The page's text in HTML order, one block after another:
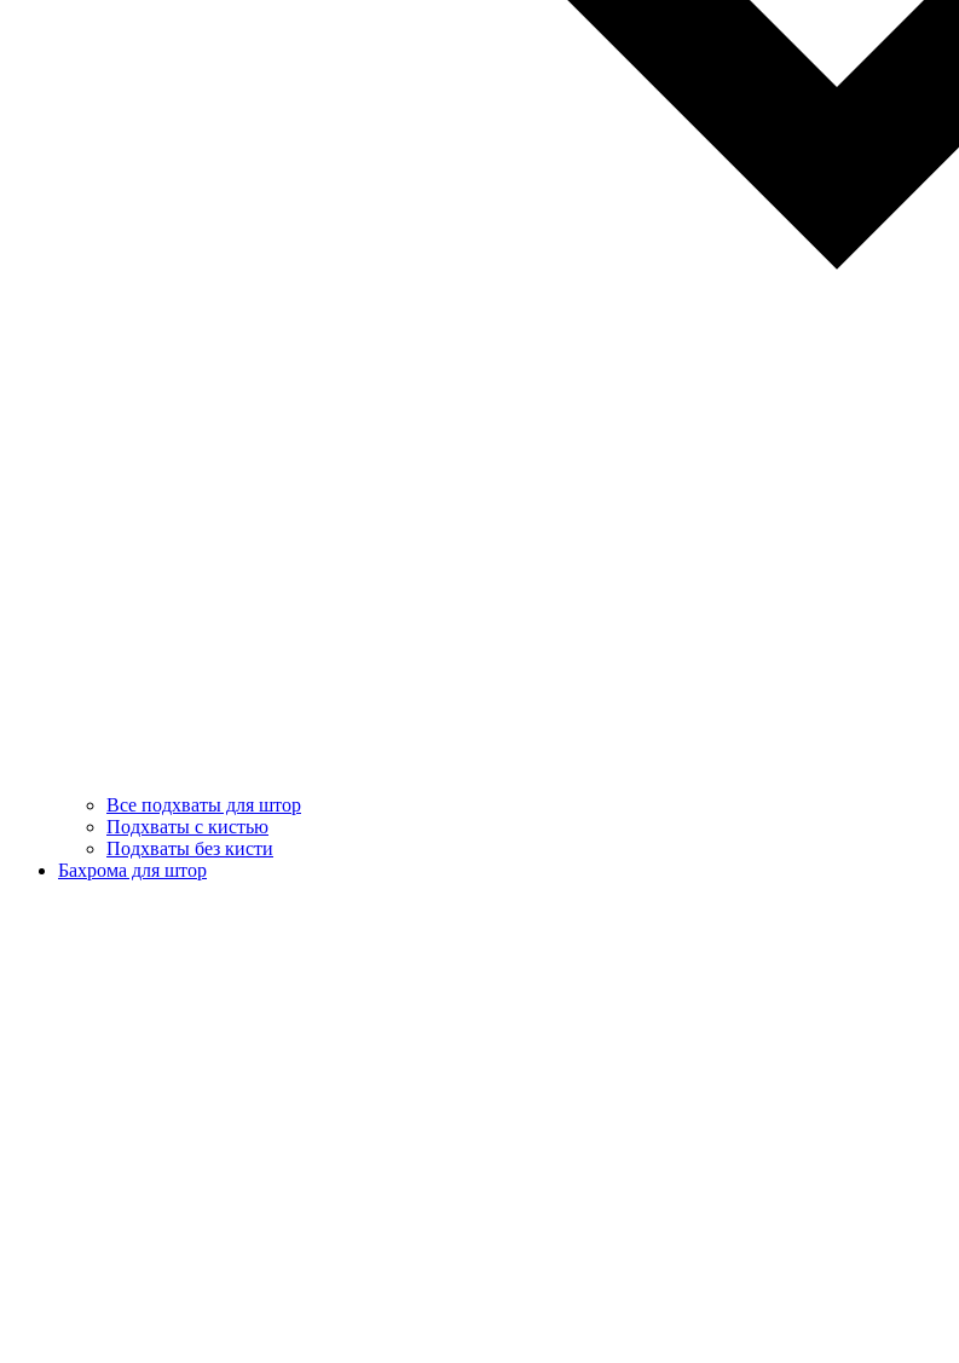
Все подхваты для штор
Подхваты с кистью
Подхваты без кисти
Бахрома для штор